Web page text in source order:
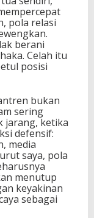
pola relasi
berani
Celah itu
posisi
bukan
sering
jarang, ketika
defensif:
media
saya, pola
menutup
keyakinan
sebagai